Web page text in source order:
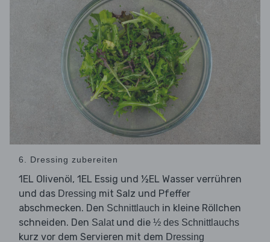
6. Dressing zubereiten
1EL Olivenöl, 1EL Essig und ½EL Wasser verrühren
und das Dressing mit Salz und Pfeffer
abschmecken. Den Schnittlauch in kleine Röllchen
schneiden. Den Salatund die ½ des Schnittlauchs
kurz vor dem Servieren mit dem Dressing